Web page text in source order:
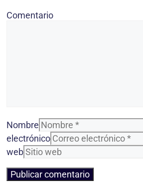
Comentario
Nombre
electrónico
web